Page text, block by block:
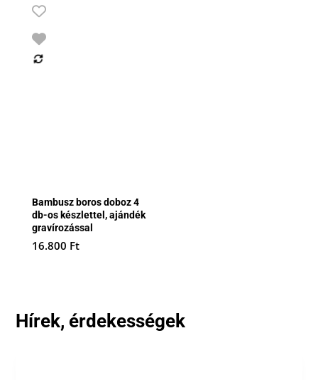
Bambusz boros doboz 4
db-os készlettel, ajándék
gravírozással
16.800 Ft
Hírek, érdekességek